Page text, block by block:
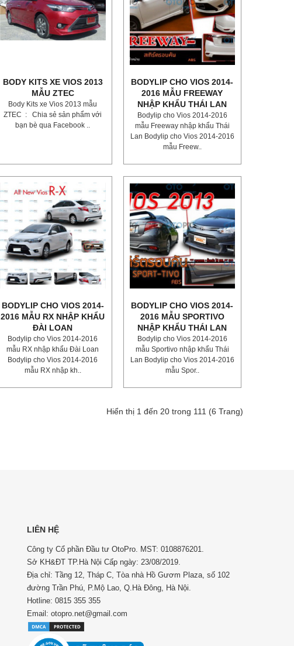
BODY KITS XE VIOS 2013
MẪU ZTEC
Body Kits xe Vios 2013 mẫu
ZTEC : Chia sẻ sản phẩm với
bạn bè qua Facebook ..
BODYLIP CHO VIOS 2014-
2016 MẪU FREEWAY
NHẬP KHẨU THÁI LAN
Bodylip cho Vios 2014-2016
mẫu Freeway nhập khẩu Thái
Lan Bodylip cho Vios 2014-2016
mẫu Freew..
BODYLIP CHO VIOS 2014-
2016 MẪU RX NHẬP KHẨU
ĐÀI LOAN
Bodylip cho Vios 2014-2016
mẫu RX nhập khẩu Đài Loan
Bodylip cho Vios 2014-2016
mẫu RX nhập kh..
BODYLIP CHO VIOS 2014-
2016 MẪU SPORTIVO
NHẬP KHẨU THÁI LAN
Bodylip cho Vios 2014-2016
mẫu Sportivo nhập khẩu Thái
Lan Bodylip cho Vios 2014-2016
mẫu Spor..
Hiển thị 1 đến 20 trong 111 (6 Trang)
LIÊN HỆ
Công ty Cổ phần Đầu tư OtoPro. MST: 0108876201.
Sở KH&ĐT TP.Hà Nội Cấp ngày: 23/08/2019.
Địa chỉ: Tầng 12, Tháp C, Tòa nhà Hồ Gươm Plaza, số 102
đường Trần Phú, P.Mộ Lao, Q.Hà Đông, Hà Nội.
Hotline: 0815 355 355
Email: otopro.net@gmail.com